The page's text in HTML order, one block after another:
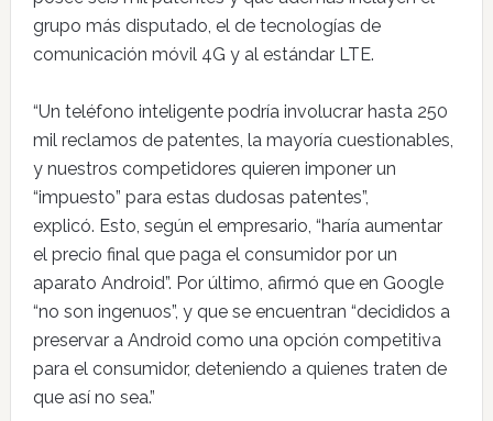
grupo más disputado, el de tecnologías de
comunicación móvil 4G y al estándar LTE.
“Un teléfono inteligente podría involucrar hasta 250
mil reclamos de patentes, la mayoría cuestionables,
y nuestros competidores quieren imponer un
“impuesto” para estas dudosas patentes”,
explicó. Esto, según el empresario, “haría aumentar
el precio final que paga el consumidor por un
aparato Android”. Por último, afirmó que en Google
“no son ingenuos”, y que se encuentran “decididos a
preservar a Android como una opción competitiva
para el consumidor, deteniendo a quienes traten de
que así no sea.”